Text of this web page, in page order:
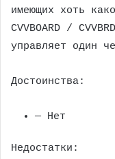
имеющих хоть
CVVBOARD /
управляет один
Достоинства:
— Нет
Недостатки: